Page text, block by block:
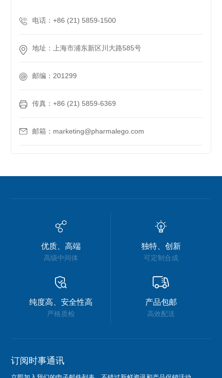
电话：+86 (21) 5859-1500
地址：上海市浦东新区川大路585号
邮编：201299
传真：+86 (21) 5859-6369
邮箱：marketing@pharmalego.com
优质、高端
高级中间体
独特、创新
可定制合成
纯度高、安全性高
严格质检
产品包邮
高效配送
订阅时事通讯